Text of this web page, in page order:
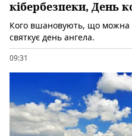
кібербезпеки, День
Кого вшановують, що можна
святкує день ангела.
09:31